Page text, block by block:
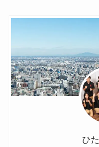
ひ